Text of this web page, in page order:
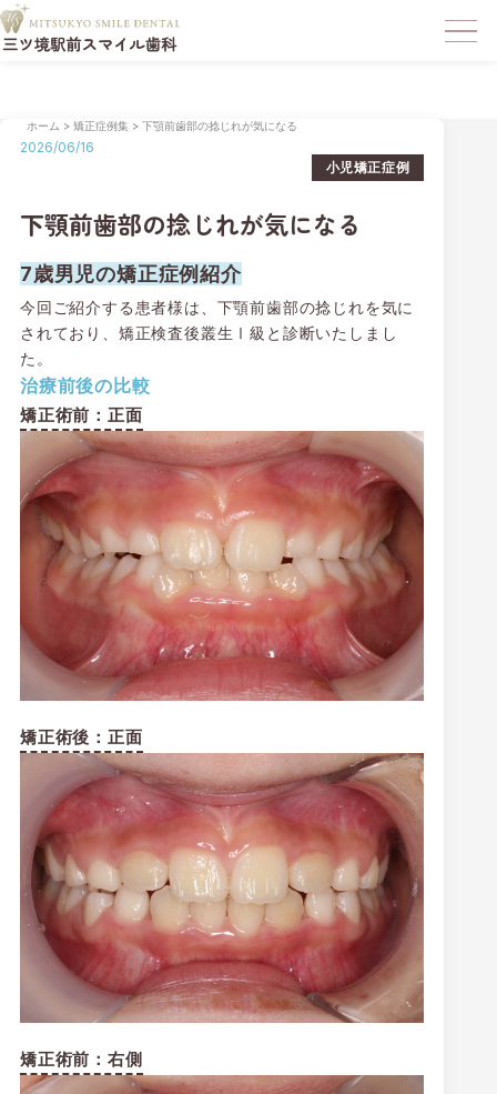
ホーム > 矯正症例集> 下顎前歯部の捻じれが気になる
小児矯正症例
2026/06/16
下顎前歯部の捻じれが気になる
7歳男児の矯正症例紹介
今回ご紹介する患者様は、下顎前歯部の捻じれを気に
されており、矯正検査後叢生Ⅰ級と診断いたしまし
た。
治療前後の比較
矯正術前：正面
矯正術後：正面
矯正術前：右側